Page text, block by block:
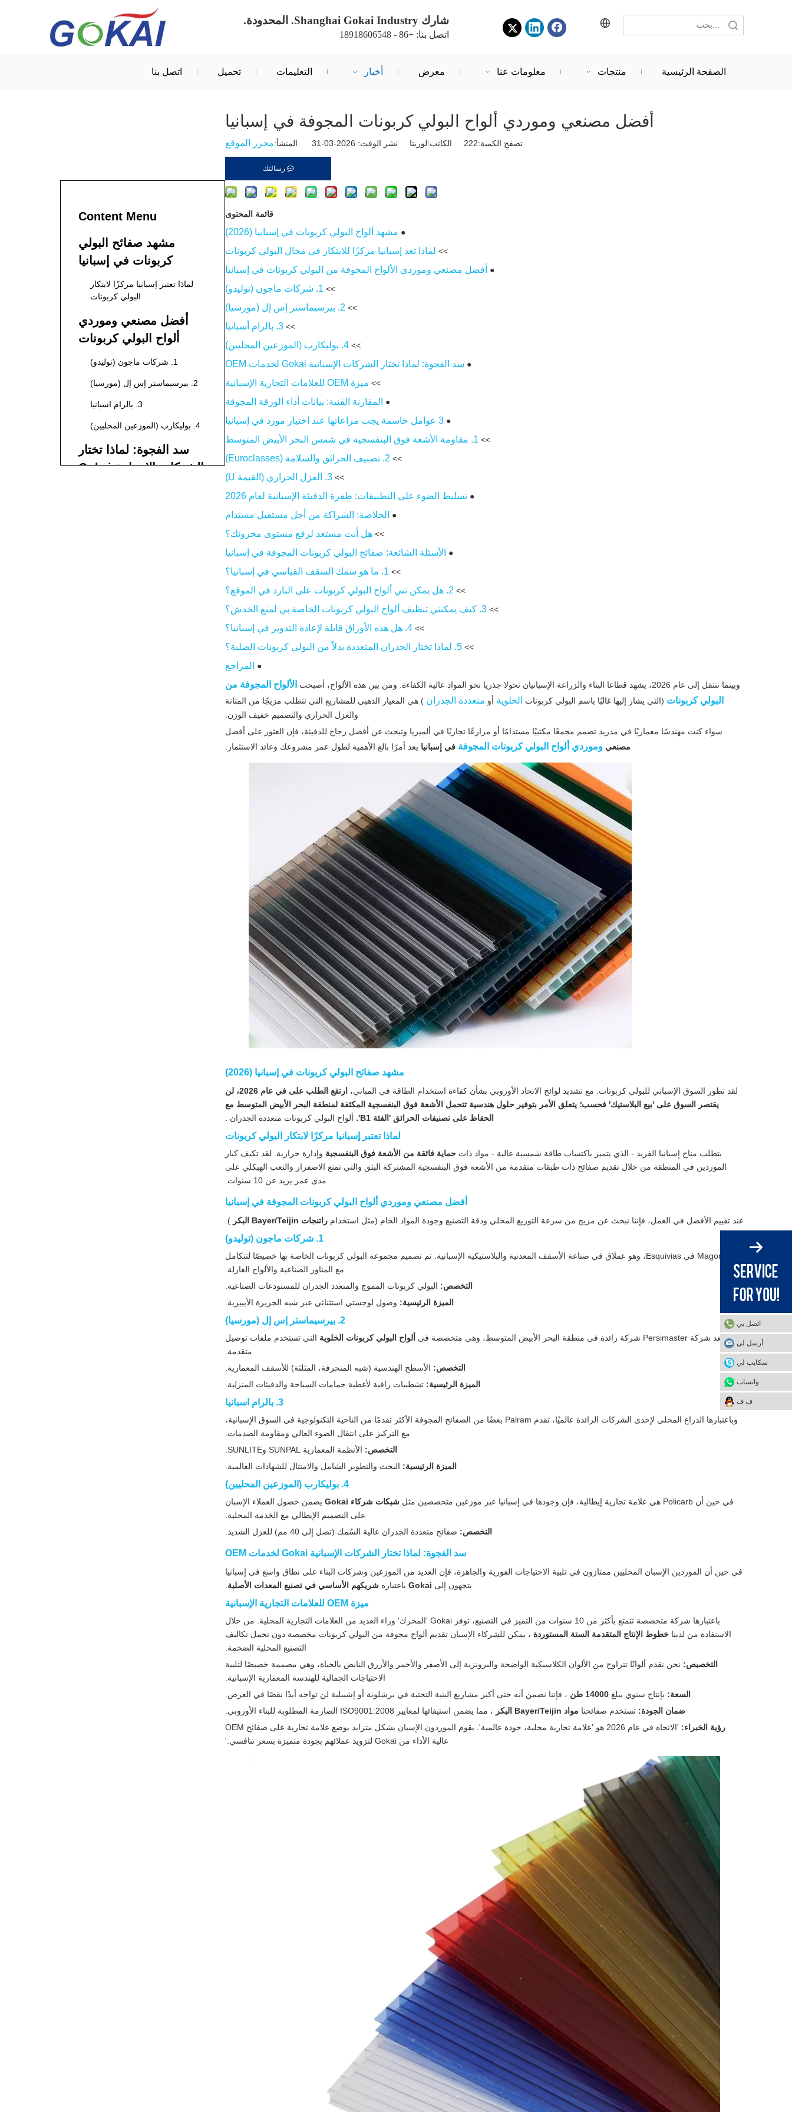
شارك Shanghai Gokai Industry. المحدودة.
اتصل بنا: +86 - 18918606548
الصفحة الرئيسية منتجات معلومات عنا معرض أخبار التعليمات تحميل اتصل بنا
أفضل مصنعي وموردي ألواح البولي كربونات المجوفة في إسبانيا
تصفح الكمية:222 الكاتب:لوريتا نشر الوقت: 2026-03-31 المنشأ: محرر الموقع
رسالتك
قائمة المحتوى
● مشهد ألواح البولي كربونات في إسبانيا (2026)
>> لماذا تعد إسبانيا مركزًا للابتكار في مجال البولي كربونات
● أفضل مصنعي وموردي الألواح المجوفة من البولي كربونات في إسبانيا
>> 1. شركات ماجون (توليدو)
>> 2. بيرسيماستر إس إل (مورسيا)
>> 3. بالرام أسبانيا
>> 4. بوليكارب (الموزعين المحليين)
● سد الفجوة: لماذا تختار الشركات الإسبانية Gokai لخدمات OEM
>> ميزة OEM للعلامات التجارية الإسبانية
● المقارنة الفنية: بيانات أداء الورقة المجوفة
● 3 عوامل حاسمة يجب مراعاتها عند اختيار مورد في إسبانيا
>> 1. مقاومة الأشعة فوق البنفسجية في شمس البحر الأبيض المتوسط
>> 2. تصنيف الحرائق والسلامة (Euroclasses)
>> 3. العزل الحراري (القيمة U)
● تسليط الضوء على التطبيقات: طفرة الدفيئة الإسبانية لعام 2026
● الخلاصة: الشراكة من أجل مستقبل مستدام
>> هل أنت مستعد لرفع مستوى مخزونك؟
● الأسئلة الشائعة: صفائح البولي كربونات المجوفة في إسبانيا
>> 1. ما هو سمك السقف القياسي في إسبانيا؟
>> 2. هل يمكن ثني ألواح البولي كربونات على البارد في الموقع؟
>> 3. كيف يمكنني تنظيف ألواح البولي كربونات الخاصة بي لمنع الخدش؟
>> 4. هل هذه الأوراق قابلة لإعادة التدوير في إسبانيا؟
>> 5. لماذا تختار الجدران المتعددة بدلاً من البولي كربونات الصلبة؟
● المراجع
وبينما ننتقل إلى عام 2026، يشهد قطاعا البناء والزراعة الإسبانيان تحولا جذريا نحو المواد عالية الكفاءة. ومن بين هذه الألواح، أصبحت
الألواح المجوفة من
البولي كربونات (التي يشار إليها غالبًا باسم البولي كربونات الخلوية أو متعددة الجدران ) هي المعيار الذهبي للمشاريع التي تتطلب مزيجًا من المتانة
والعزل الحراري والتصميم خفيف الوزن.
سواء كنت مهندسًا معماريًا في مدريد تصمم مجمعًا مكتبيًا مستدامًا أو مزارعًا تجاريًا في ألميريا وتبحث عن أفضل زجاج للدفيئة، فإن العثور على أفضل
مصنعي وموردي ألواح البولي كربونات المجوفة في إسبانيا يعد أمرًا بالغ الأهمية لطول عمر مشروعك وعائد الاستثمار.
مشهد صفائح البولي كربونات في إسبانيا (2026)
لقد تطور السوق الإسباني للبولي كربونات. مع تشديد لوائح الاتحاد الأوروبي بشأن كفاءة استخدام الطاقة في المباني،
ارتفع الطلب على في عام 2026، لن
يقتصر السوق على 'بيع البلاستيك' فحسب؛ يتعلق الأمر بتوفير حلول هندسية تتحمل الأشعة فوق البنفسجية المكثفة لمنطقة البحر الأبيض المتوسط ​​مع
الحفاظ على تصنيفات الحرائق 'الفئة B1'.
ألواح البولي كربونات متعددة الجدران .
لماذا تعتبر إسبانيا مركزًا لابتكار البولي كربونات
يتطلب مناخ إسبانيا الفريد - الذي يتميز باكتساب طاقة شمسية عالية - مواد ذات حماية فائقة من الأشعة فوق البنفسجية وإدارة حرارية. لقد تكيف كبار
الموردين في المنطقة من خلال تقديم صفائح ذات طبقات متقدمة من الأشعة فوق البنفسجية المشتركة البثق والتي تمنع الاصفرار والتعب الهيكلي على
مدى عمر يزيد عن 10 سنوات.
أفضل مصنعي وموردي ألواح البولي كربونات المجوفة في إسبانيا
عند تقييم الأفضل في العمل، فإننا نبحث عن مزيج من سرعة التوزيع المحلي ودقة التصنيع وجودة المواد الخام (مثل استخدام راتنجات Bayer/Teijin البكر ).
1. شركات ماجون (توليدو)
يقع Magon في Esquivias، وهو عملاق في صناعة الأسقف المعدنية والبلاستيكية الإسبانية. تم تصميم مجموعة البولي كربونات الخاصة بها خصيصًا لتتكامل
مع المناور الصناعية والألواح العازلة.
التخصص: البولي كربونات المموج والمتعدد الجدران للمستودعات الصناعية.
الميزة الرئيسية: وصول لوجستي استثنائي عبر شبه الجزيرة الأيبيرية.
2. بيرسيماستر إس إل (مورسيا)
تعد شركة Persimaster شركة رائدة في منطقة البحر الأبيض المتوسط، وهي متخصصة في ألواح البولي كربونات الخلوية التي تستخدم ملفات توصيل
متقدمة.
التخصص: الأسطح الهندسية (شبه المنحرفة، المثلثة) للأسقف المعمارية.
الميزة الرئيسية: تشطيبات راقية لأغطية حمامات السباحة والدفيئات المنزلية.
3. بالرام اسبانيا
وباعتبارها الذراع المحلي لإحدى الشركات الرائدة عالميًا، تقدم Palram بعضًا من الصفائح المجوفة الأكثر تقدمًا من الناحية التكنولوجية في السوق الإسبانية،
مع التركيز على انتقال الضوء العالي ومقاومة الصدمات.
التخصص: الأنظمة المعمارية SUNPAL وSUNLITE.
الميزة الرئيسية: البحث والتطوير الشامل والامتثال للشهادات العالمية.
4. بوليكارب (الموزعين المحليين)
في حين أن Policarb هي علامة تجارية إيطالية، فإن وجودها في إسبانيا عبر موزعين متخصصين مثل شبكات شركاء Gokai
يضمن حصول العملاء الإسبان
على التصميم الإيطالي مع الخدمة المحلية.
التخصص: صفائح متعددة الجدران عالية السُمك (تصل إلى 40 مم) للعزل الشديد.
سد الفجوة: لماذا تختار الشركات الإسبانية Gokai لخدمات OEM
في حين أن الموردين الإسبان المحليين ممتازون في تلبية الاحتياجات الفورية والجاهزة، فإن العديد من الموزعين وشركات البناء على نطاق واسع في إسبانيا
يتجهون إلى Gokai باعتباره شريكهم الأساسي في تصنيع المعدات الأصلية
ميزة OEM للعلامات التجارية الإسبانية
باعتبارها شركة متخصصة تتمتع بأكثر من 10 سنوات من التميز في التصنيع، توفر Gokai 'المحرك' وراء العديد من العلامات التجارية المحلية. من خلال
الاستفادة من لدينا خطوط الإنتاج المتقدمة الستة المستوردة ، يمكن للشركاء الإسبان تقديم ألواح مجوفة من البولي كربونات مخصصة دون تحمل تكاليف
التصنيع المحلية الضخمة.
التخصيص: نحن نقدم ألوانًا تتراوح من الألوان الكلاسيكية الواضحة والبرونزية إلى الأصفر والأحمر والأزرق النابض بالحياة، وهي مصممة خصيصًا لتلبية
الاحتياجات الجمالية للهندسة المعمارية الإسبانية.
السعة: بإنتاج سنوي يبلغ 14000 طن
، فإننا نضمن أنه حتى أكبر مشاريع البنية التحتية في برشلونة أو إشبيلية لن تواجه أبدًا نقصًا في العرض.
ضمان الجودة: تستخدم صفائحنا مواد Bayer/Teijin البكر
، مما يضمن استيفائها لمعايير ISO9001:2008 الصارمة المطلوبة للبناء الأوروبي.
رؤية الخبراء:
'الاتجاه في عام 2026 هو 'علامة تجارية محلية، جودة عالمية'. يقوم الموردون الإسبان بشكل متزايد بوضع علامة تجارية على صفائح OEM
عالية الأداء من Gokai لتزويد عملائهم بجودة متميزة بسعر تنافسي.'
Content Menu
مشهد صفائح البولي
كربونات في إسبانيا
(2026)
لماذا تعتبر إسبانيا مركزًا لابتكار
البولي كربونات
أفضل مصنعي وموردي
ألواح البولي كربونات
المجوفة في إسبانيا
1. شركات ماجون (توليدو)
2. بيرسيماستر إس إل (مورسيا)
3. بالرام اسبانيا
4. بوليكارب (الموزعين المحليين)
سد الفجوة: لماذا تختار
الشركات الإسبانية Gokai
اتصل بي
أرسل لي
سكايب لي
واتساب
ف ف